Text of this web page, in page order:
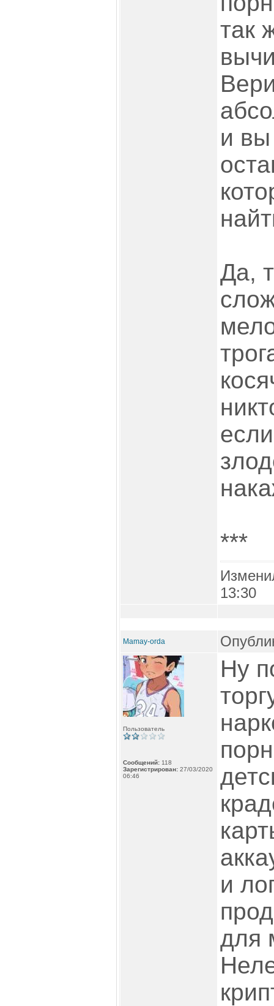
так
и
Да,
***
13:30
Mamay-orda
Пользователь
Сообщений: 118
Зарегистрирован: 27/03/2020
06:46
Ну
и
для